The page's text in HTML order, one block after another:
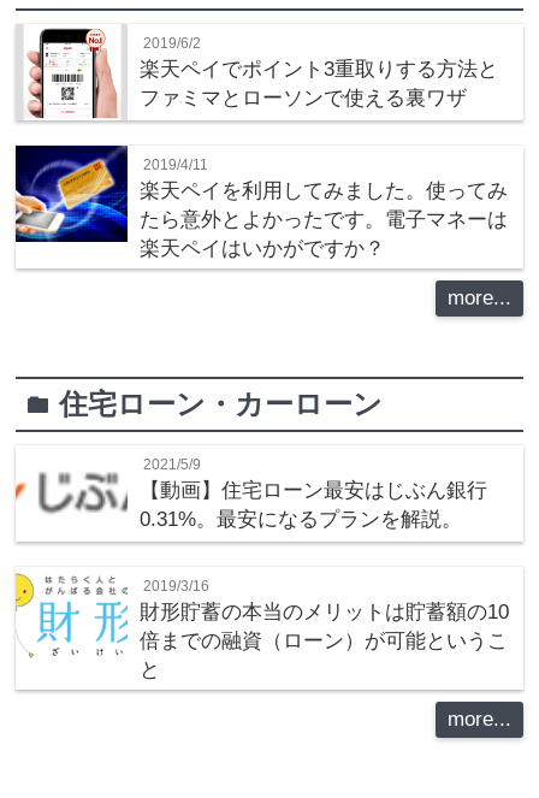
2019/6/2
楽天ペイでポイント3重取りする方法と
ファミマとローソンで使える裏ワザ
2019/4/11
楽天ペイを利用してみました。使ってみ
たら意外とよかったです。電子マネーは
楽天ペイはいかがですか？
more...
folder住宅ローン・カーローン
2021/5/9
【動画】住宅ローン最安はじぶん銀行
0.31%。最安になるプランを解説。
2019/3/16
財形貯蓄の本当のメリットは貯蓄額の10
倍までの融資（ローン）が可能というこ
と
more...